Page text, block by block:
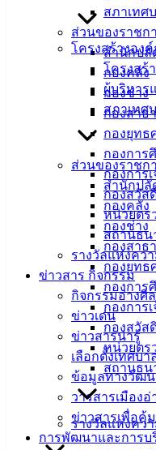
สภาเทศ
ส่วนของราชก
สำนักปลั
กองคลัง
กองช่าง
กองสาธ
กองยุทธ
กองการ
กองการ
กองสวัส
หน่วยตร
สถานธน
รางวัลแห่งคว
ข่าวสาร กิจกรรม
กิจกรรมอ่างศิ
ข่าวเด่น
ข่าวสารน่ารู้
เลือกตั้งเทศบา
ข้อมูลทางวัฒ
วารสารเมืองอ่
ข่าวสารเพื่อคุ้
การพัฒนาและการบ
โครงสร้างองค์
โครงสร้
ผู้บริหาร
สภาเทศ
ส่วนของราชก
สำนักปลั
กองคลัง
กองช่าง
กองสาธ
กองยุทธ
กองการ
กองการ
กองสวัส
หน่วยตร
สถานธน
รางวัลแห่งคว
วัสดุยานพาหนะและขนส่ง